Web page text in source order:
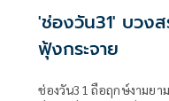
'ช่องวัน31' บวง
ฟุ้งกระจาย
ช่องวัน31 ถือฤกษ์งามยามดี เวลา